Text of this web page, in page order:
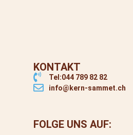
KONTAKT
Tel:044 789 82 82
info@kern-sammet.ch
FOLGE UNS AUF: